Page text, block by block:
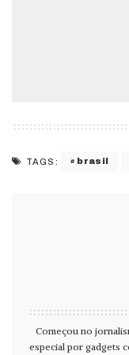
TAGS: brasil
Começou no
especial por gadgets